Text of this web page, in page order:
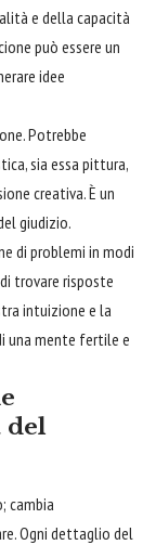
e della capacità
può essere un
idee
Potrebbe
sia essa pittura,
creativa. È un
giudizio.
di problemi in modi
trovare risposte
intuizione e la
una mente fertile e
del
cambia
Ogni dettaglio del